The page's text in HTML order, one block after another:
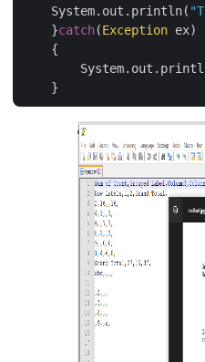
    System.out.println(
    }
catch(Exception ex)
    {